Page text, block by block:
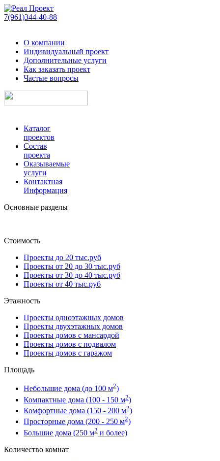
7(961)344-40-88
О компании
Индивидуальный проект
Дополнительные услуги
Как заказать проект
Частые вопросы
Каталог
проектов
Состав
проекта
Оказываемые
услуги
Контактная
Информация
Основные разделы
Стоимость
Проекты до 20 тыс.руб
Проекты от 20 до 30 тыс.руб
Проекты от 30 до 40 тыс.руб
Проекты от 40 тыс.руб
Этажность
Проекты одноэтажных домов
Проекты двухэтажных домов
Проекты домов с мансардой
Проекты домов с подвалом
Проекты домов с гаражом
Площадь
Небольшие дома (до 100 м2)
Компактные дома (100 - 150 м2)
Комфортные дома (150 - 200 м2)
Просторные дома (200 - 250 м2)
Большие дома (250 м2 и более)
Количество комнат